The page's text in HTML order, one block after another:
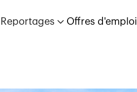
Reportages Offres d'emploi